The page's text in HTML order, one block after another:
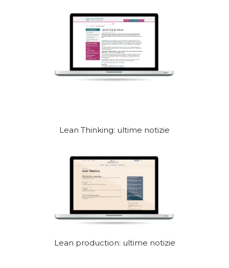
Lean Thinking: ultime notizie
Lean production: ultime notizie